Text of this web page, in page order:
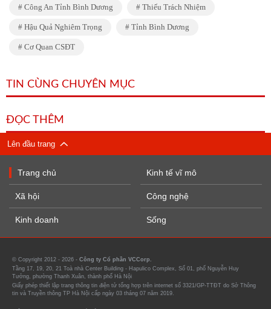
Công An Tỉnh Bình Dương Thiếu Trách Nhiệm
Hậu Quả Nghiêm Trọng Tỉnh Bình Dương
Cơ Quan CSĐT
TIN CÙNG CHUYÊN MỤC
ĐỌC THÊM
Lên đầu trang
Trang chủ
Xã hội
Kinh doanh
Kinh tế vĩ mô
Công nghệ
Sống
© Copyright 2012 - 2026 - Công ty Cổ phần VCCorp.
Tầng 17, 19, 20, 21 Toà nhà Center Building - Hapulico Complex, Số 01, phố Nguyễn Huy
Tưởng, phường Thanh Xuân, thành phố Hà Nội
Giấy phép thiết lập trang thông tin điện tử tổng hợp trên internet số 3321/GP-TTĐT do Sở Thông
tin và Truyền thông TP Hà Nội cấp ngày 03 tháng 07 năm 2019.